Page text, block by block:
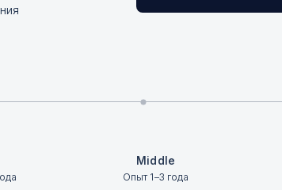
Middle
Опыт 1–3 года